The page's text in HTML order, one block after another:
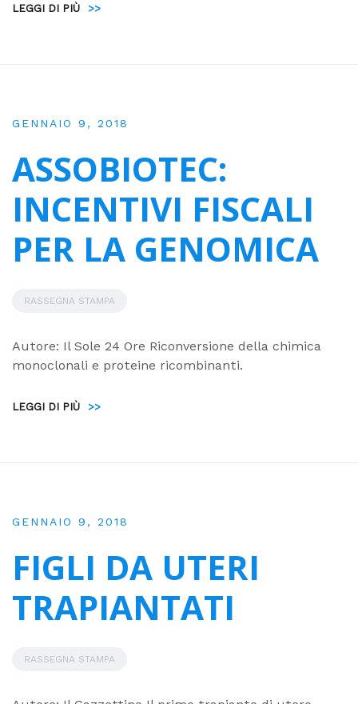
LEGGI DI PIÙ >>
GENNAIO 9, 2018
ASSOBIOTEC:
INCENTIVI FISCALI
PER LA GENOMICA
RASSEGNA STAMPA
Autore: Il Sole 24 Ore Riconversione della chimica
monoclonali e proteine ricombinanti.
LEGGI DI PIÙ >>
GENNAIO 9, 2018
FIGLI DA UTERI
TRAPIANTATI
RASSEGNA STAMPA